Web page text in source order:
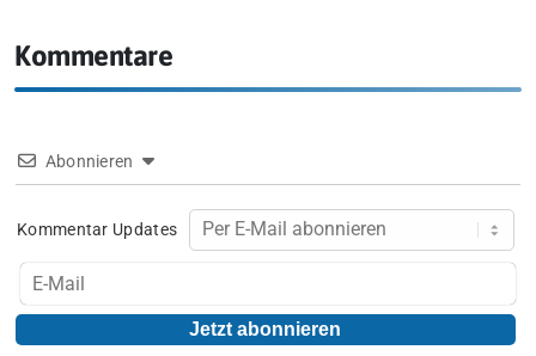
Kommentare
Abonnieren
Kommentar Updates